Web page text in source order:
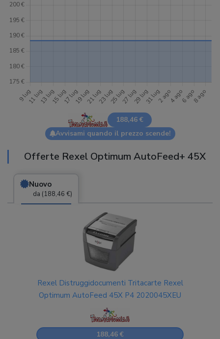
188,46 €
Avvisami quando il prezzo scende!
Offerte Rexel Optimum AutoFeed+ 45X
Nuovo
da (188,46 €)
Rexel Distruggidocumenti Tritacarte Rexel
Optimum AutoFeed 45X P4 2020045XEU
188,46 €